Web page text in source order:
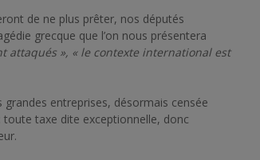
de ne plus prêter, nos députés
grecque que l’on nous présentera
attaqués », « le contexte international est
entreprises, désormais censée
toute taxe dite exceptionnelle, donc